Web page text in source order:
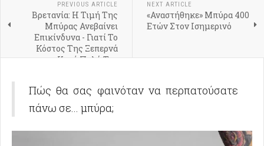
PREVIOUS ARTICLE
Βρετανία: Η Τιμή Της
Μπύρας Ανεβαίνει
Επικίνδυνα - Γιατί Το
Κόστος Της Ξεπερνά
Κατά Πολύ Τον
NEXT ARTICLE
«Αναστήθηκε» Μπύρα 400
Ετών Στον Ισημερινό
Πώς θα σας φαινόταν να περπατούσατε
πάνω σε... μπύρα;